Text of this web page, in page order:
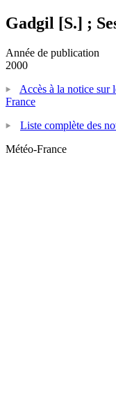
Gadgil [S.] ;
Année de publication
2000
Accès à la notice sur
France
Liste complète des
Météo-France